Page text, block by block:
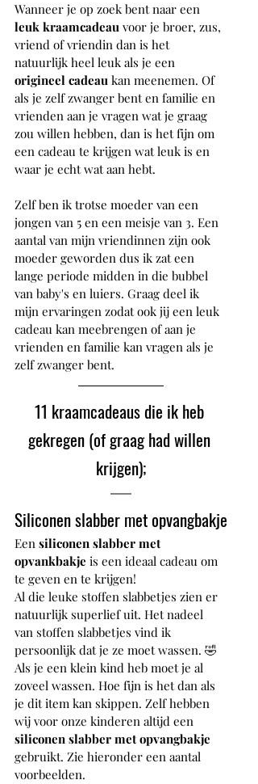
Wanneer je op zoek bent naar een
leuk kraamcadeau voor je broer, zus,
vriend of vriendin dan is het
natuurlijk heel leuk als je een
origineel cadeau kan meenemen. Of
als je zelf zwanger bent en familie en
vrienden aan je vragen wat je graag
zou willen hebben, dan is het fijn om
een cadeau te krijgen wat leuk is en
waar je echt wat aan hebt.
Zelf ben ik trotse moeder van een
jongen van 5 en een meisje van 3. Een
aantal van mijn vriendinnen zijn ook
moeder geworden dus ik zat een
lange periode midden in die bubbel
van baby's en luiers. Graag deel ik
mijn ervaringen zodat ook jij een leuk
cadeau kan meebrengen of aan je
vrienden en familie kan vragen als je
zelf zwanger bent.
11 kraamcadeaus die ik heb
gekregen (of graag had willen
krijgen);
Siliconen slabber met opvangbakje
Een siliconen slabber met
opvankbakje is een ideaal cadeau om
te geven en te krijgen!
Al die leuke stoffen slabbetjes zien er
natuurlijk superlief uit. Het nadeel
van stoffen slabbetjes vind ik
persoonlijk dat je ze moet wassen. 🤣
Als je een klein kind heb moet je al
zoveel wassen. Hoe fijn is het dan als
je dit item kan skippen. Zelf hebben
wij voor onze kinderen altijd een
siliconen slabber met opvangbakje
gebruikt. Zie hieronder een aantal
voorbeelden.